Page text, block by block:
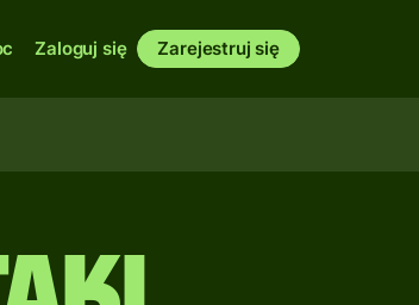
Zaloguj się Zarejestruj się